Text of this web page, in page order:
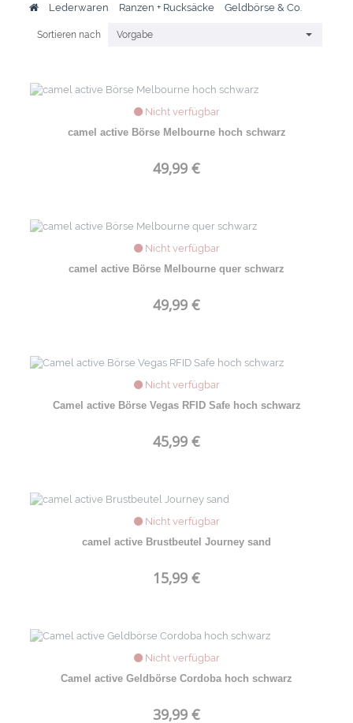
Lederwaren Ranzen + Rucksäcke Geldbörse & Co.
Sortieren nach Vorgabe
Nicht verfügbar
camel active Börse Melbourne hoch schwarz
49,99 €
Nicht verfügbar
camel active Börse Melbourne quer schwarz
49,99 €
Nicht verfügbar
Camel active Börse Vegas RFID Safe hoch schwarz
45,99 €
Nicht verfügbar
camel active Brustbeutel Journey sand
15,99 €
Nicht verfügbar
Camel active Geldbörse Cordoba hoch schwarz
39,99 €